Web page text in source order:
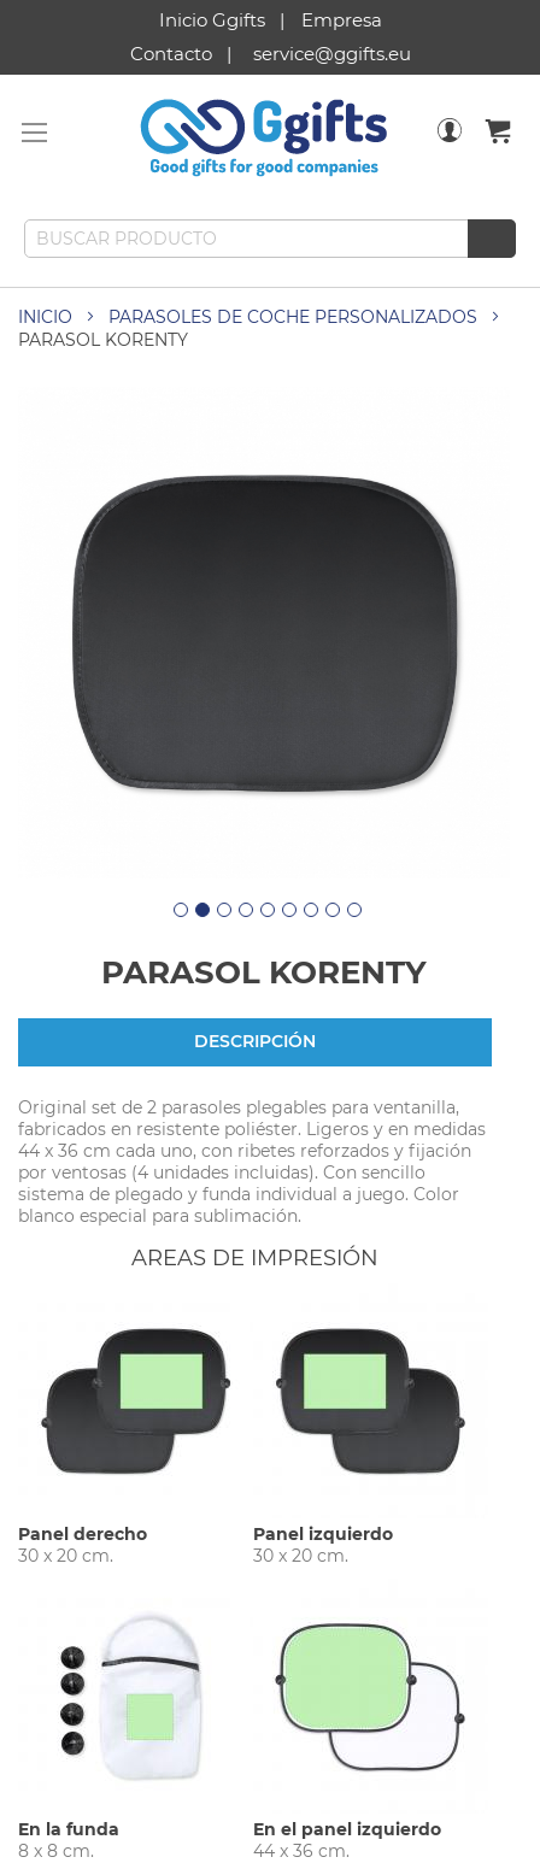
Inicio Ggifts
Empresa
Contacto
service@ggifts.eu
INICIO
PARASOLES DE COCHE PERSONALIZADOS
PARASOL KORENTY
PARASOL KORENTY
DESCRIPCIÓN
Original set de 2 parasoles plegables para ventanilla,
fabricados en resistente poliéster. Ligeros y en medidas
44 x 36 cm cada uno, con ribetes reforzados y fijación
por ventosas (4 unidades incluidas). Con sencillo
sistema de plegado y funda individual a juego. Color
blanco especial para sublimación.
AREAS DE IMPRESIÓN
Panel derecho
30 x 20 cm.
Panel izquierdo
30 x 20 cm.
En la funda
8 x 8 cm.
En el panel izquierdo
44 x 36 cm.